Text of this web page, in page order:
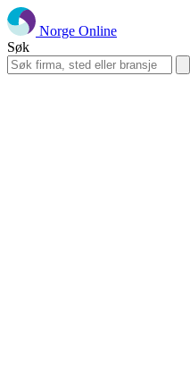
Norge Online
Søk